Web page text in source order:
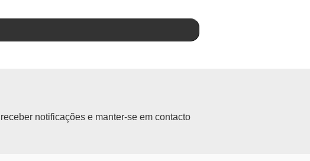
notificações e manter-se em contacto